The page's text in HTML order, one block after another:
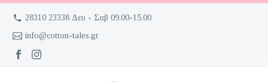
28310 23338 Δευ - Σαβ 09.00-15.00
info@cotton-tales.gr